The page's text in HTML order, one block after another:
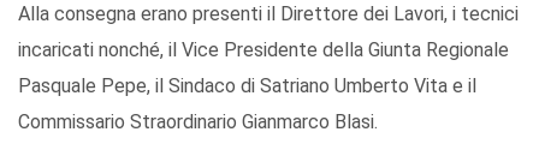
Alla consegna erano presenti il Direttore dei Lavori, i tecnici
incaricati nonché, il Vice Presidente della Giunta Regionale
Pasquale Pepe, il Sindaco di Satriano Umberto Vita e il
Commissario Straordinario Gianmarco Blasi.